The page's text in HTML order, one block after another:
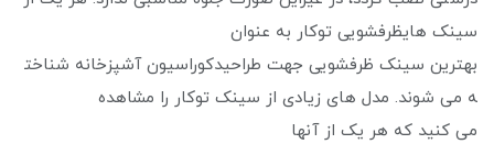
سینک هایظرفشویی توکار به عنوان
بهترین سینک ظرفشویی جهت طراحیدکوراسیون آشپزخانه شناخت
ه می شوند. مدل های زیادی از سینک توکار را مشاهده
می ‌کنید که هر یک از آنها